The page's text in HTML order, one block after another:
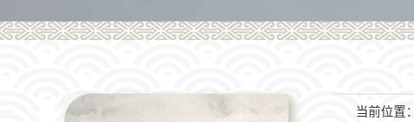
当前位置：